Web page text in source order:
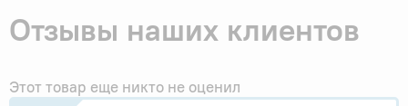
Отзывы наших клиентов
Этот товар еще никто не оценил